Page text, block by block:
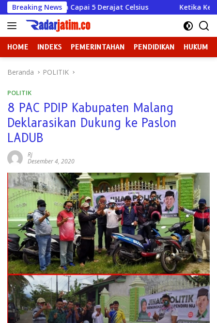
Langsung
ke
konten
Breaking News
Bisa Capai 5 Derajat Celsius Ketika Kekuasaan
HOME INDEKS PEMERINTAHAN PENDIDIKAN HUKUM
Beranda POLITIK
POLITIK
8 PAC PDIP Kabupaten Malang
Deklarasikan Dukung ke Paslon
LADUB
Rj
Desember 4, 2020